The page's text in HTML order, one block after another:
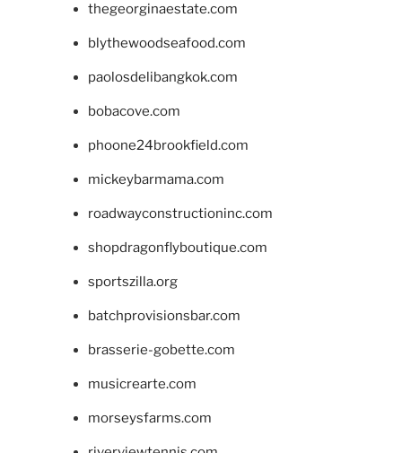
thegeorginaestate.com
blythewoodseafood.com
paolosdelibangkok.com
bobacove.com
phoone24brookfield.com
mickeybarmama.com
roadwayconstructioninc.com
shopdragonflyboutique.com
sportszilla.org
batchprovisionsbar.com
brasserie-gobette.com
musicrearte.com
morseysfarms.com